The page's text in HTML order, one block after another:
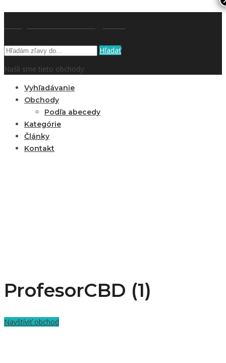
Hľadať
Našli sme tieto obchody:
Vyhľadávanie
Obchody
Podľa abecedy
Kategórie
Články
Kontakt
ProfesorCBD (1)
Navštíviť obchod